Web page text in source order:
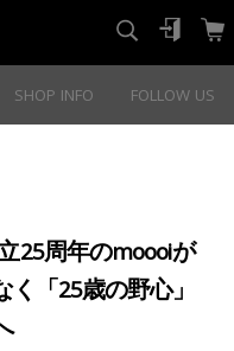
SHOP INFO FOLLOW US
25周年のmoooiが
「25歳の野心」